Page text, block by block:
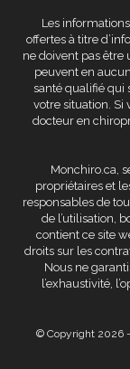
Les
offertes à titre
ne doivent pas être
peuvent en
santé qualifié qui
votre situation. Si
docteur en
Monchiro.ca,
propriétaires et
responsables de
de l’utilisation,
contient ce site
droits sur les
Nous ne
l’exhaustivité,
© Copyright 2026 -